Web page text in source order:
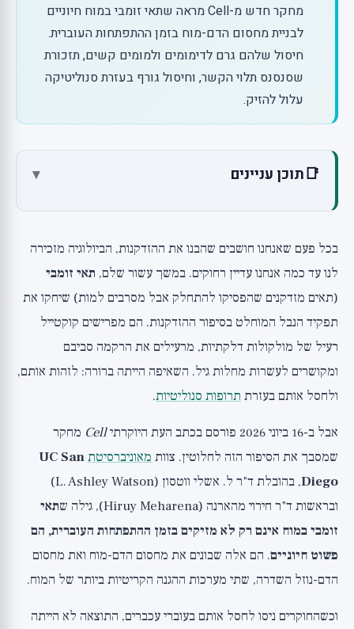
מחקר חדש מ-Cell מראה שתאי זומבי במוח חיוניים
לבניית מחסום הדם-מוח בזמן ההתפתחות העוברית.
חיסול שלהם גרם לדימומים ולמומים קשים, תזכורת
שסנסנס תלוי הקשר, וחיסול גורף בעזרת סנוליטיקה
עלול להזיק.
📑תוכן עניינים ▾
הצד המואר של הזומבים: סנסנס התפתחותי
הקשר למחסום הדם-מוח: מנגנון מפתיע
שלושת סוגי התאים שהופכים לזומבים
הממצא הכי לא צפוי: זומבים שנשארים לכל החיים
הראיות הנוכחיות
מחקר 1: מיפוי הזומבים במוח המתפתח (UC San Diego,
Cell 2026)
מחקר 3: ההקשר הרחב של סנסנס התפתחותי (2013
ואילך)
מחקר 4: הצד האפל, סנסנס כן הורס את המחסום
בהזדקנות
מה המשמעות לסנוליטיקה ולמחלות מוח?
האם זה אומר שצריך להפסיק לחקור סנוליטיקה?
זה מחקר בעכברים, לא באדם
הסנוליטיקה לעולם המבוגר עדיין מבטיחה
בכל פעם שאנחנו חושבים שהבנו את ההזדקנות, הביולוגיה מזכירה
לנו עד כמה אנחנו עדיין רחוקים. במשך עשור שלם, תאי זומבי
(תאים מזדקנים שהפסיקו להתחלק אבל מסרבים למות) שיחקו את
תפקיד הנבל המוחלט בסיפור ההזדקנות. הם מפרישים קוקטייל
רעיל של מולקולות דלקתיות, מרעילים את הרקמה סביבם
ומקושרים לעשרות מחלות גיל. השאיפה הייתה ברורה: לזהות אותם,
ולחסל אותם בעזרת תרופות סנוליטיות.
אבל ב-16 ביוני 2026 פורסם בכתב העת היוקרתי Cell מחקר
שמסבך את הסיפור הזה לחלוטין. צוות מאוניברסיטתUC San
Diego
, בהובלת ד"ר ל. אשלי ווטסון (L. Ashley Watson)
ובראשות ד"ר חירוי מהארנה (Hiruy Meharena), גילה ש
תאי
זומבי במוח אינם רק לא מזיקים בזמן ההתפתחות העוברית, הם
פשוט חיוניים. הם אלה שבונים את מחסום הדם-מוח ואת מחסום
הדם-נוזל השדרה, שתי מערכות ההגנה הקריטיות ביותר של המוח.
וכשהחוקרים ניסו לחסל אותם בעוברי עכברים, התוצאה לא הייתה